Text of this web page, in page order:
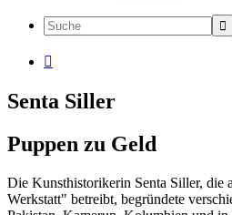

Senta Siller
Puppen zu Geld
Die Kunsthistorikerin Senta Siller, die
Werkstatt" betreibt, begründete